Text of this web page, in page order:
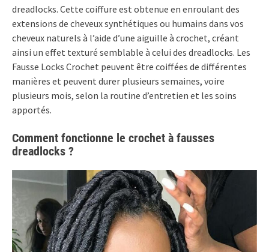
dreadlocks. Cette coiffure est obtenue en enroulant des
extensions de cheveux synthétiques ou humains dans vos
cheveux naturels à l’aide d’une aiguille à crochet, créant
ainsi un effet texturé semblable à celui des dreadlocks. Les
Fausse Locks Crochet peuvent être coiffées de différentes
manières et peuvent durer plusieurs semaines, voire
plusieurs mois, selon la routine d’entretien et les soins
apportés.
Comment fonctionne le crochet à fausses
dreadlocks ?